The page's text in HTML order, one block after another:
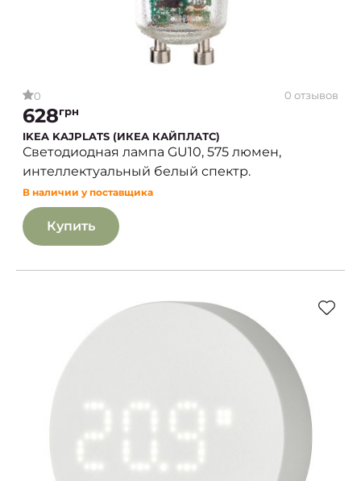
0 0 отзывов
628грн
IKEA KAJPLATS (ИКЕА КАЙПЛАТС)
Светодиодная лампа GU10, 575 люмен,
интеллектуальный белый спектр.
В наличии у поставщика
Купить